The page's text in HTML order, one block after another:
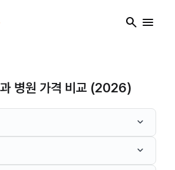
search menu
병원 가격 비교 (2026)
keyboard_arrow_down
keyboard_arrow_down